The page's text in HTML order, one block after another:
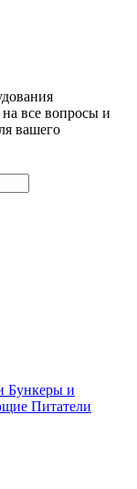
все вопросы и
вашего
Бункеры и
Питатели